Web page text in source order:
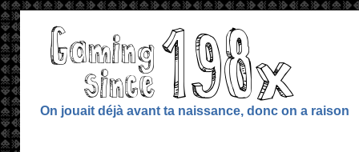
On jouait déjà avant ta naissance, donc on a raison